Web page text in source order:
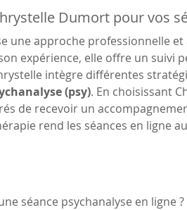
Dumort pour vos
une approche professionnelle
expérience, elle offre un suivi
intègre différentes
(psy). En choisissant
de recevoir un
rend les séances en ligne
séance psychanalyse en ligne ?